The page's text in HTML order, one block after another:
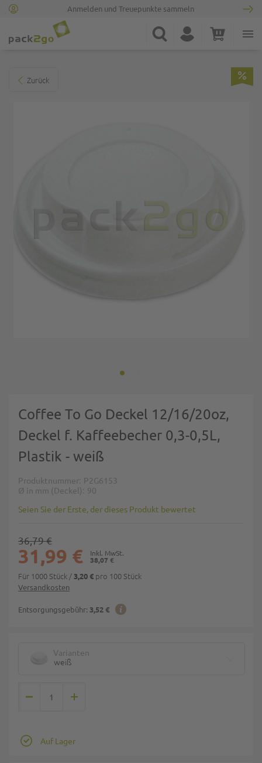
Anmelden und Treuepunkte sammeln
Suche Konto Warenkorb
Zurück
Coffee To Go Deckel 12/16/20oz,
Deckel f. Kaffeebecher 0,3-0,5L,
Plastik - weiß
Produktnummer P2G6153
Ø in mm (Deckel)
90
Seien Sie der Erste, der dieses Produkt bewertet
Versandkosten
Entsorgungsgebühr: 3,52 €
38,07 €
31,99 €
36,79 €
Für 1000 Stück /3,20 € pro 100 Stück
Varianten
weiß
Auf Lager